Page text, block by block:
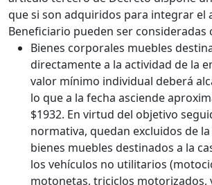
que si son adquiridos para integrar el
Beneficiario pueden ser consideradas
Bienes corporales muebles
directamente a la actividad de la
valor mínimo individual deberá
lo que a la fecha asciende
$1932. En virtud del objetivo
normativa, quedan excluidos de
bienes muebles destinados a la
los vehículos no utilitarios
motonetas, triciclos motorizados,